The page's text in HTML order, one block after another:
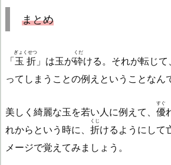
まとめ
「玉折
ぎょくせつ
」は玉が砕
くだ
ける。それが転じて
ってしまうことの例えということなん
美しく綺麗な玉を若い人に例えて、 優
すぐ
れからという時に、 折
くじ
けるようにして
メージで覚えてみましょう。